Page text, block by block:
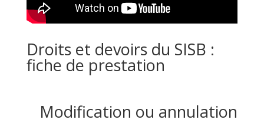
Droits et devoirs du SISB :
fiche de prestation
Modification ou annulation